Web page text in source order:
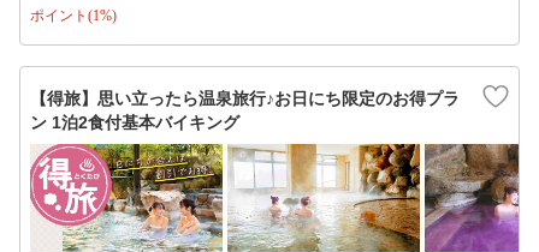
ポイント(1%)
【得旅】思い立ったら温泉旅行♪お日にち限定のお得プラ
ン 1泊2食付基本バイキング